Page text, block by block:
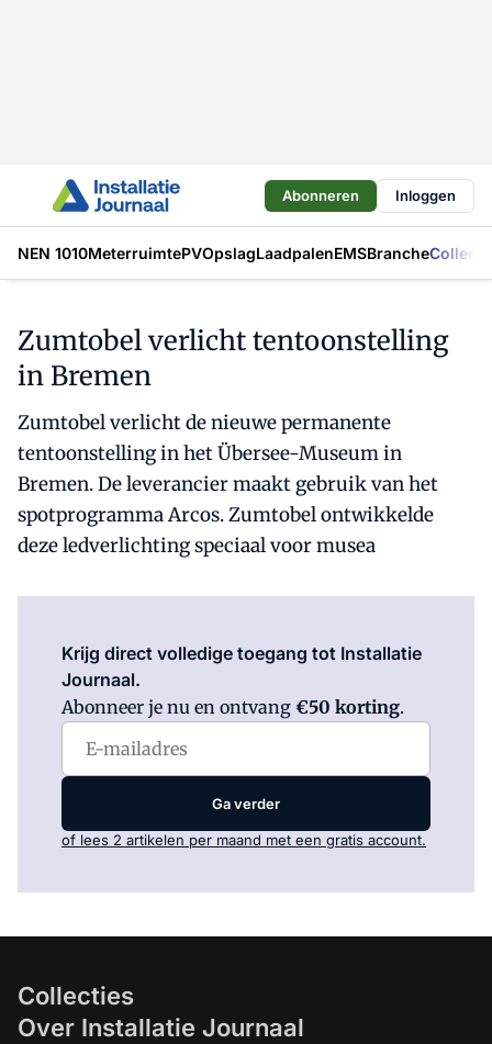
Abonneren Inloggen
NEN 1010MeterruimtePVOpslagLaadpalenEMSBranche
Zumtobel verlicht tentoonstelling
in Bremen
Zumtobel verlicht de nieuwe permanente
tentoonstelling in het Übersee-Museum in
Bremen. De leverancier maakt gebruik van het
spotprogramma Arcos. Zumtobel ontwikkelde
deze ledverlichting speciaal voor musea
Krijg direct volledige toegang tot Installatie
Journaal.
Abonneer je nu en ontvang €50 korting.
Ga verder
of lees 2 artikelen per maand met een gratis account.
Collecties
Over Installatie Journaal